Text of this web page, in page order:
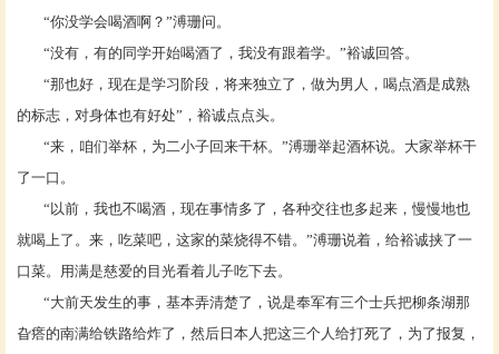
“你没学会喝酒啊？”溥珊问。
“没有，有的同学开始喝酒了，我没有跟着学。”裕诚回答。
“那也好，现在是学习阶段，将来独立了，做为男人，喝点酒是成熟
的标志，对身体也有好处”，裕诚点点头。
“来，咱们举杯，为二小子回来干杯。”溥珊举起酒杯说。大家举杯干
了一口。
“以前，我也不喝酒，现在事情多了，各种交往也多起来，慢慢地也
就喝上了。来，吃菜吧，这家的菜烧得不错。”溥珊说着，给裕诚挟了一
口菜。用满是慈爱的目光看着儿子吃下去。
“大前天发生的事，基本弄清楚了，说是奉军有三个士兵把柳条湖那
旮瘩的南满给铁路给炸了，然后日本人把这三个人给打死了，为了报复，